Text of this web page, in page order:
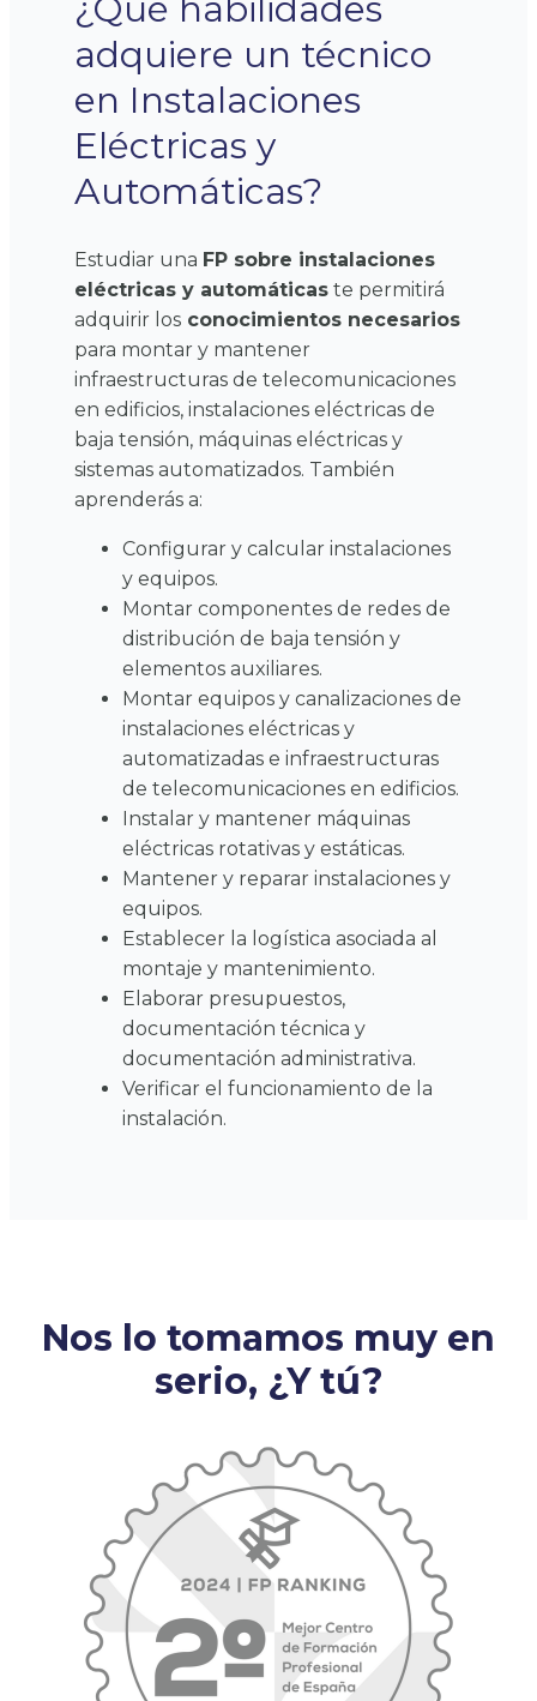
¿Qué habilidades
adquiere un técnico
en Instalaciones
Eléctricas y
Automáticas?
Estudiar una FP sobre instalaciones
eléctricas y automáticas te permitirá
adquirir los conocimientos necesarios
para montar y mantener
infraestructuras de telecomunicaciones
en edificios, instalaciones eléctricas de
baja tensión, máquinas eléctricas y
sistemas automatizados. También
aprenderás a:
Configurar y calcular instalaciones
y equipos.
Montar componentes de redes de
distribución de baja tensión y
elementos auxiliares.
Montar equipos y canalizaciones de
instalaciones eléctricas y
automatizadas e infraestructuras
de telecomunicaciones en edificios.
Instalar y mantener máquinas
eléctricas rotativas y estáticas.
Mantener y reparar instalaciones y
equipos.
Establecer la logística asociada al
montaje y mantenimiento.
Elaborar presupuestos,
documentación técnica y
documentación administrativa.
Verificar el funcionamiento de la
instalación.
Nos lo tomamos muy en
serio, ¿Y tú?